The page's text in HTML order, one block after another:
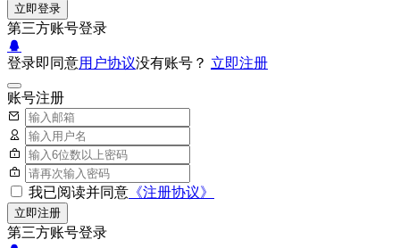
立即登录
第三方账号登录
登录即同意用户协议没有账号？ 立即注册
账号注册
我已阅读并同意 《注册协议》
立即注册
第三方账号登录